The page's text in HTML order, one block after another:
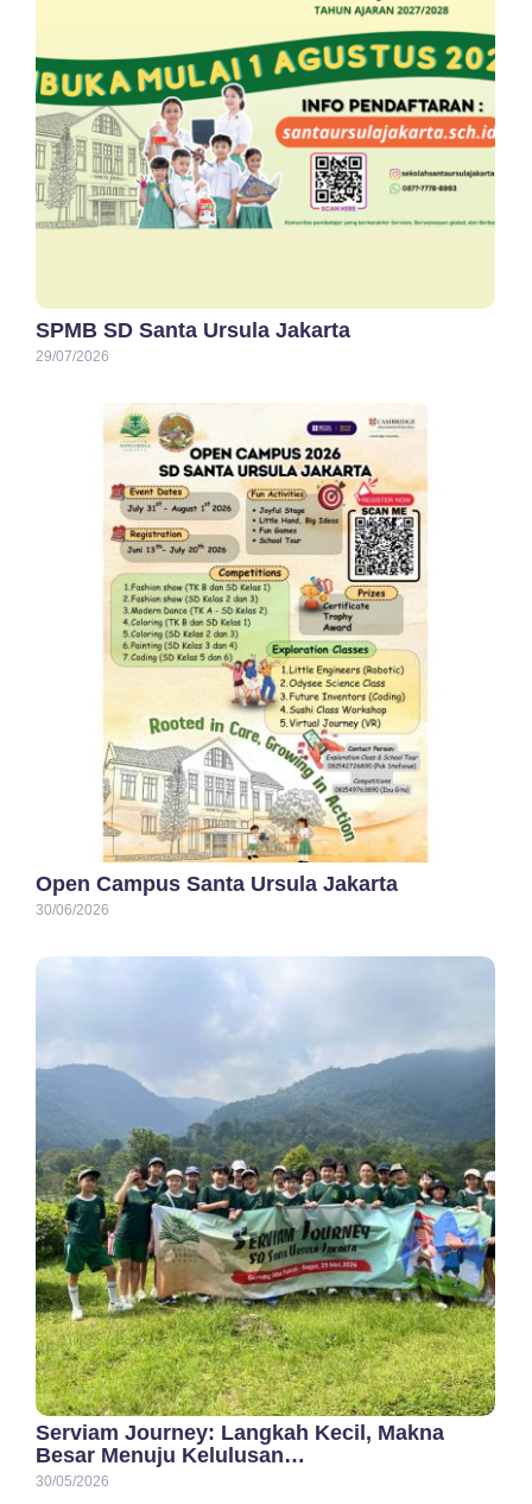
SPMB SD Santa Ursula Jakarta
29/07/2026
Open Campus Santa Ursula Jakarta
30/06/2026
Serviam Journey: Langkah Kecil, Makna
Besar Menuju Kelulusan…
30/05/2026